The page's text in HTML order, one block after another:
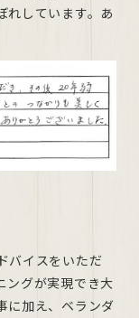
れしています。あ
バイスをいただ
ングが実現でき大
に加え、ベランダ